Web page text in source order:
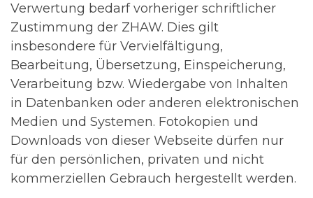
Verwertung bedarf vorheriger schriftlicher
Zustimmung der ZHAW. Dies gilt
insbesondere für Vervielfältigung,
Bearbeitung, Übersetzung, Einspeicherung,
Verarbeitung bzw. Wiedergabe von Inhalten
in Datenbanken oder anderen elektronischen
Medien und Systemen. Fotokopien und
Downloads von dieser Webseite dürfen nur
für den persönlichen, privaten und nicht
kommerziellen Gebrauch hergestellt werden.